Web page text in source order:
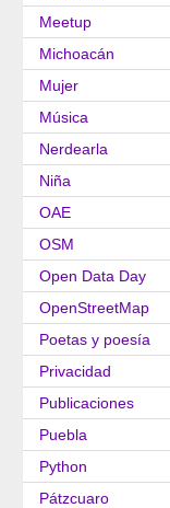
Meetup
Michoacán
Mujer
Música
Nerdearla
Niña
OAE
OSM
Open Data Day
OpenStreetMap
Poetas y poesía
Privacidad
Publicaciones
Puebla
Python
Pátzcuaro